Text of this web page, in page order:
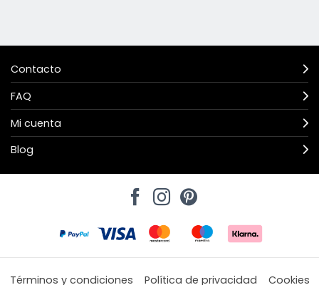
Contacto
FAQ
Mi cuenta
Blog
Términos y condiciones Política de privacidad Cookies